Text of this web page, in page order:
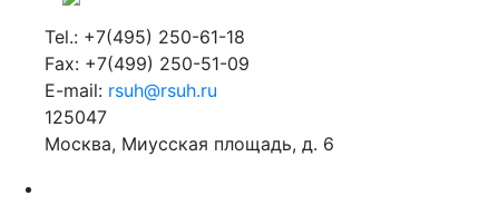
Tel.: +7(495) 250-61-18
Fax: +7(499) 250-51-09
E-mail: rsuh@rsuh.ru
125047
Москва, Миусская площадь, д. 6